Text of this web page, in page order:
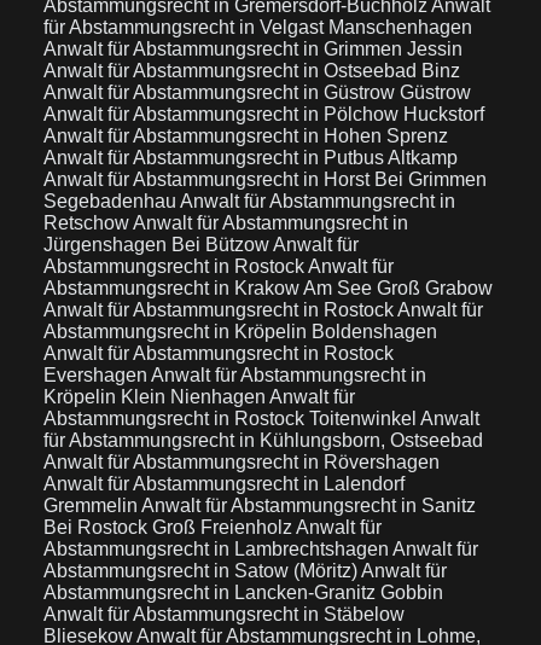
Abstammungsrecht in Gremersdorf-Buchholz Anwalt
für Abstammungsrecht in Velgast Manschenhagen
Anwalt für Abstammungsrecht in Grimmen Jessin
Anwalt für Abstammungsrecht in Ostseebad Binz
Anwalt für Abstammungsrecht in Güstrow Güstrow
Anwalt für Abstammungsrecht in Pölchow Huckstorf
Anwalt für Abstammungsrecht in Hohen Sprenz
Anwalt für Abstammungsrecht in Putbus Altkamp
Anwalt für Abstammungsrecht in Horst Bei Grimmen
Segebadenhau Anwalt für Abstammungsrecht in
RetschowAnwalt für Abstammungsrecht in
Jürgenshagen Bei BützowAnwalt für
Abstammungsrecht in RostockAnwalt für
Abstammungsrecht in Krakow Am See Groß Grabow
Anwalt für Abstammungsrecht in RostockAnwalt für
Abstammungsrecht in Kröpelin Boldenshagen
Anwalt für Abstammungsrecht in Rostock
Evershagen Anwalt für Abstammungsrecht in
Kröpelin Klein Nienhagen Anwalt für
Abstammungsrecht in Rostock Toitenwinkel Anwalt
für Abstammungsrecht in Kühlungsborn, Ostseebad
Anwalt für Abstammungsrecht in Rövershagen
Anwalt für Abstammungsrecht in Lalendorf
Gremmelin Anwalt für Abstammungsrecht in Sanitz
Bei Rostock Groß Freienholz Anwalt für
Abstammungsrecht in Lambrechtshagen Anwalt für
Abstammungsrecht in Satow (Möritz)Anwalt für
Abstammungsrecht in Lancken-Granitz Gobbin
Anwalt für Abstammungsrecht in Stäbelow
BliesekowAnwalt für Abstammungsrecht in Lohme,